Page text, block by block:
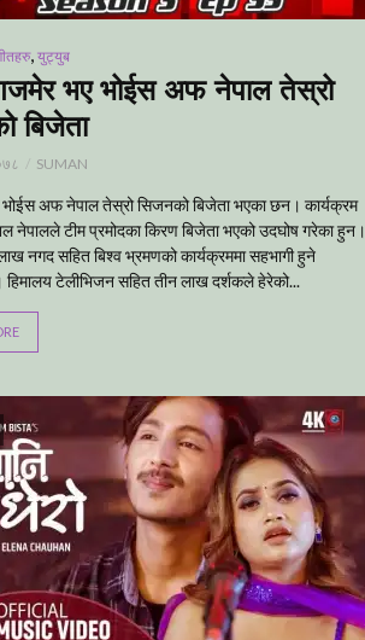
, युट्युब
भए भोईस अफ नेपाल तेस्रो
बिजेता
SUMAN
अफ नेपाल तेस्रो सिजनको बिजेता भएका छन। कार्यक्रम
नेपालले टीम प्रमोदका किरण बिजेता भएको उदघोष गरेका हुन।
नगद सहित बिश्व भ्रमणको कार्यक्रममा सहभागी हुने
हिमालय टेलीभिजन सहित तीन लाख दर्शकले हेरेको...